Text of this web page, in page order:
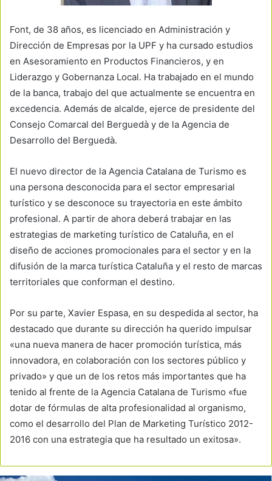
Font, de 38 años, es licenciado en Administración y
Dirección de Empresas por la UPF y ha cursado estudios
en Asesoramiento en Productos Financieros, y en
Liderazgo y Gobernanza Local. Ha trabajado en el mundo
de la banca, trabajo del que actualmente se encuentra en
excedencia. Además de alcalde, ejerce de presidente del
Consejo Comarcal del Berguedà y de la Agencia de
Desarrollo del Berguedà.
El nuevo director de la Agencia Catalana de Turismo es
una persona desconocida para el sector empresarial
turístico y se desconoce su trayectoria en este ámbito
profesional. A partir de ahora deberá trabajar en las
estrategias de marketing turístico de Cataluña, en el
diseño de acciones promocionales para el sector y en la
difusión de la marca turística Cataluña y el resto de marcas
territoriales que conforman el destino.
Por su parte, Xavier Espasa, en su despedida al sector, ha
destacado que durante su dirección ha querido impulsar
«una nueva manera de hacer promoción turística, más
innovadora, en colaboración con los sectores público y
privado» y que un de los retos más importantes que ha
tenido al frente de la Agencia Catalana de Turismo «fue
dotar de fórmulas de alta profesionalidad al organismo,
como el desarrollo del Plan de Marketing Turístico 2012-
2016 con una estrategia que ha resultado un exitosa».